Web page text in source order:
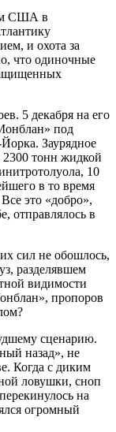
США в
и охота за
что одиночные
5 декабря на его
под
Заурядное
2300 тонн жидкой
10
в то время
это «добро»,
отправлялось в
сил не обошлось,
разделявшем
видимости
пропоров
сценарию.
назад», не
Когда с диким
ловушки, сноп
на
огромный